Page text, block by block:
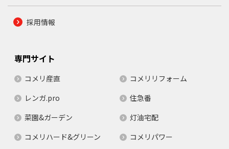
採用情報
専門サイト
コメリ産直
コメリリフォーム
レンガ.pro
住急番
菜園&ガーデン
灯油宅配
コメリハード&グリーン
コメリパワー